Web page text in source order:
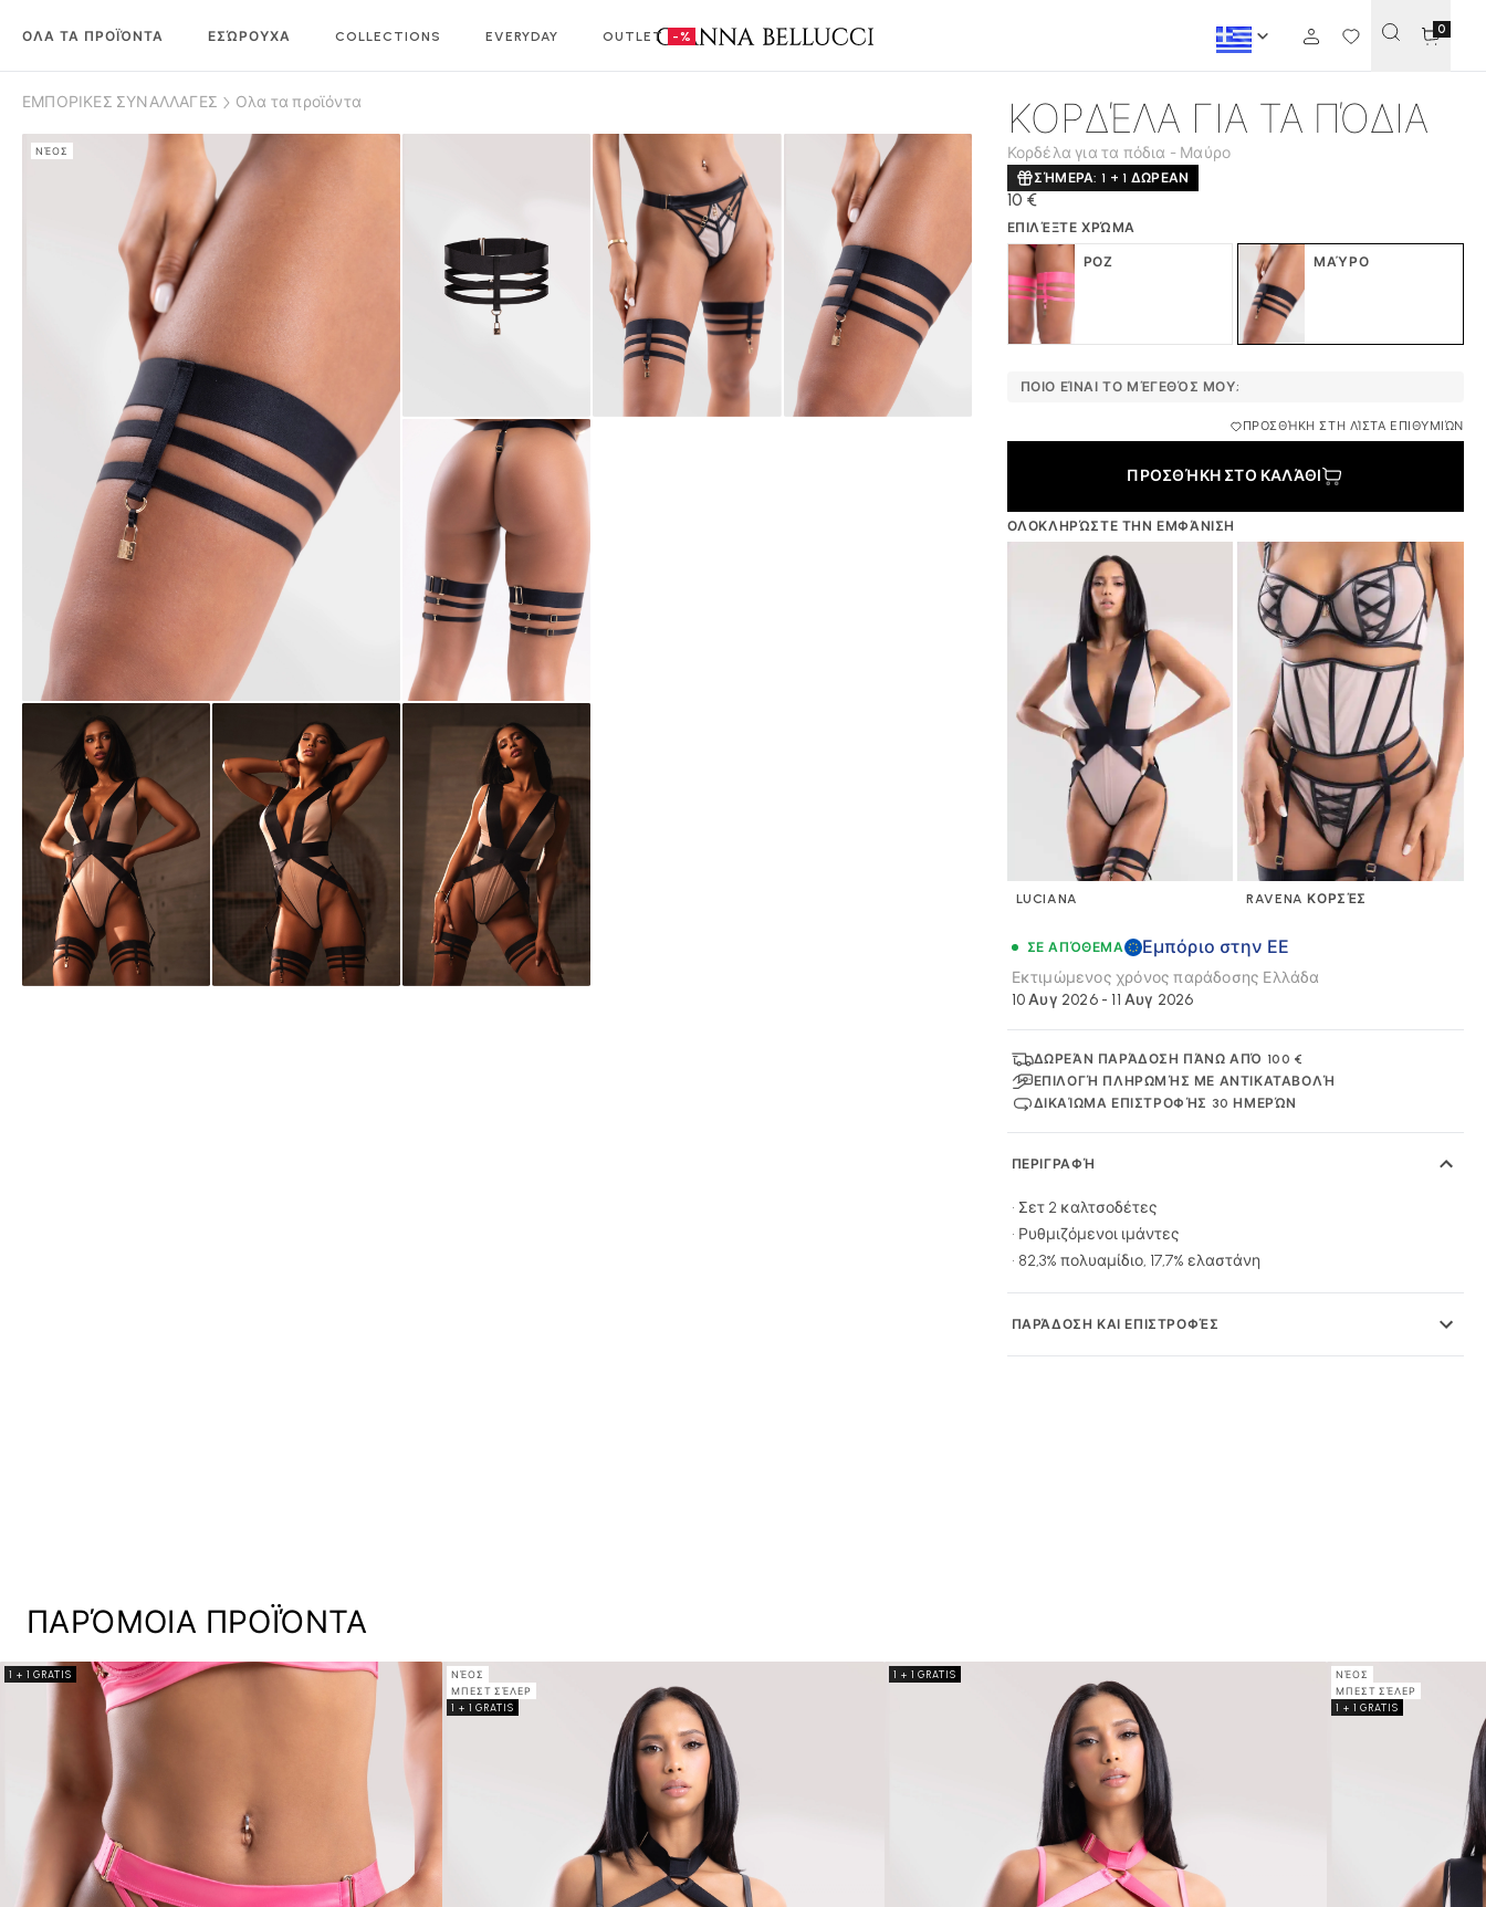
ΟΛΑ ΤΑ ΠΡΟΪΌΝΤΑ ΕΣΏΡΟΥΧΑ COLLECTIONS EVERYDAY OUTLET -% 0
ΕΜΠΟΡΙΚΕΣ ΣΥΝΑΛΛΑΓΕΣ Ολα τα προϊόντα
ΝΈΟΣ
ΚΟΡΔΈΛΑ ΓΙΑ ΤΑ ΠΌΔΙΑ
Κορδέλα για τα πόδια - Μαύρο
ΣΉΜΕΡΑ: 1 + 1 ΔΩΡΕΑΝ
10 €
ΕΠΙΛΈΞΤΕ ΧΡΏΜΑ
ΡΟΖ ΜΑΎΡΟ
ΠΟΙΟ ΕΊΝΑΙ ΤΟ ΜΈΓΕΘΌΣ ΜΟΥ;
ΠΡΟΣΘΉΚΗ ΣΤΗ ΛΊΣΤΑ ΕΠΙΘΥΜΙΏΝ
ΠΡΟΣΘΉΚΗ ΣΤΟ ΚΑΛΆΘΙ
ΟΛΟΚΛΗΡΏΣΤΕ ΤΗΝ ΕΜΦΆΝΙΣΗ
LUCIANA RAVENA ΚΟΡΣΈΣ
ΣΕ ΑΠΌΘΕΜΑ Εμπόριο στην ΕΕ
Εκτιμώμενος χρόνος παράδοσης Ελλάδα
10 Αυγ 2026 - 11 Αυγ 2026
ΔΩΡΕΆΝ ΠΑΡΆΔΟΣΗ ΠΆΝΩ ΑΠΌ 100 €
ΕΠΙΛΟΓΉ ΠΛΗΡΩΜΉΣ ΜΕ ΑΝΤΙΚΑΤΑΒΟΛΉ
ΔΙΚΑΊΩΜΑ ΕΠΙΣΤΡΟΦΉΣ 30 ΗΜΕΡΏΝ
ΠΕΡΙΓΡΑΦΉ
• Σετ 2 καλτσοδέτες
• Ρυθμιζόμενοι ιμάντες
• 82,3% πολυαμίδιο, 17,7% ελαστάνη
ΠΑΡΆΔΟΣΗ ΚΑΙ ΕΠΙΣΤΡΟΦΈΣ
ΠΑΡΌΜΟΙΑ ΠΡΟΪΌΝΤΑ
1 + 1 GRATIS
ΝΈΟΣ
ΜΠΕΣΤ ΣΈΛΕΡ
1 + 1 GRATIS
1 + 1 GRATIS
ΝΈΟΣ
ΜΠΕΣΤ ΣΈΛΕΡ
1 + 1 GRATIS